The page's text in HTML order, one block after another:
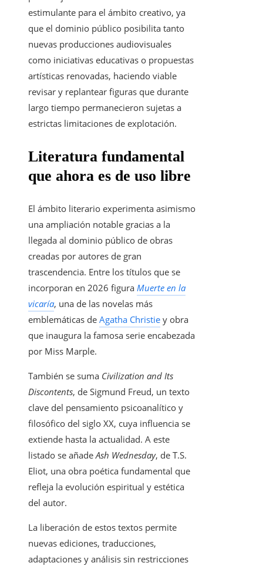
estimulante para el ámbito creativo, ya
que el dominio público posibilita tanto
nuevas producciones audiovisuales
como iniciativas educativas o propuestas
artísticas renovadas, haciendo viable
revisar y replantear figuras que durante
largo tiempo permanecieron sujetas a
estrictas limitaciones de explotación.
Literatura fundamental
que ahora es de uso libre
El ámbito literario experimenta asimismo
una ampliación notable gracias a la
llegada al dominio público de obras
creadas por autores de gran
trascendencia. Entre los títulos que se
incorporan en 2026 figura Muerte en la
vicaría, una de las novelas más
emblemáticas de Agatha Christie y obra
que inaugura la famosa serie encabezada
por Miss Marple.
También se suma Civilization and Its
Discontents, de Sigmund Freud, un texto
clave del pensamiento psicoanalítico y
filosófico del siglo XX, cuya influencia se
extiende hasta la actualidad. A este
listado se añadeAsh Wednesday, de T.S.
Eliot, una obra poética fundamental que
refleja la evolución espiritual y estética
del autor.
La liberación de estos textos permite
nuevas ediciones, traducciones,
adaptaciones y análisis sin restricciones